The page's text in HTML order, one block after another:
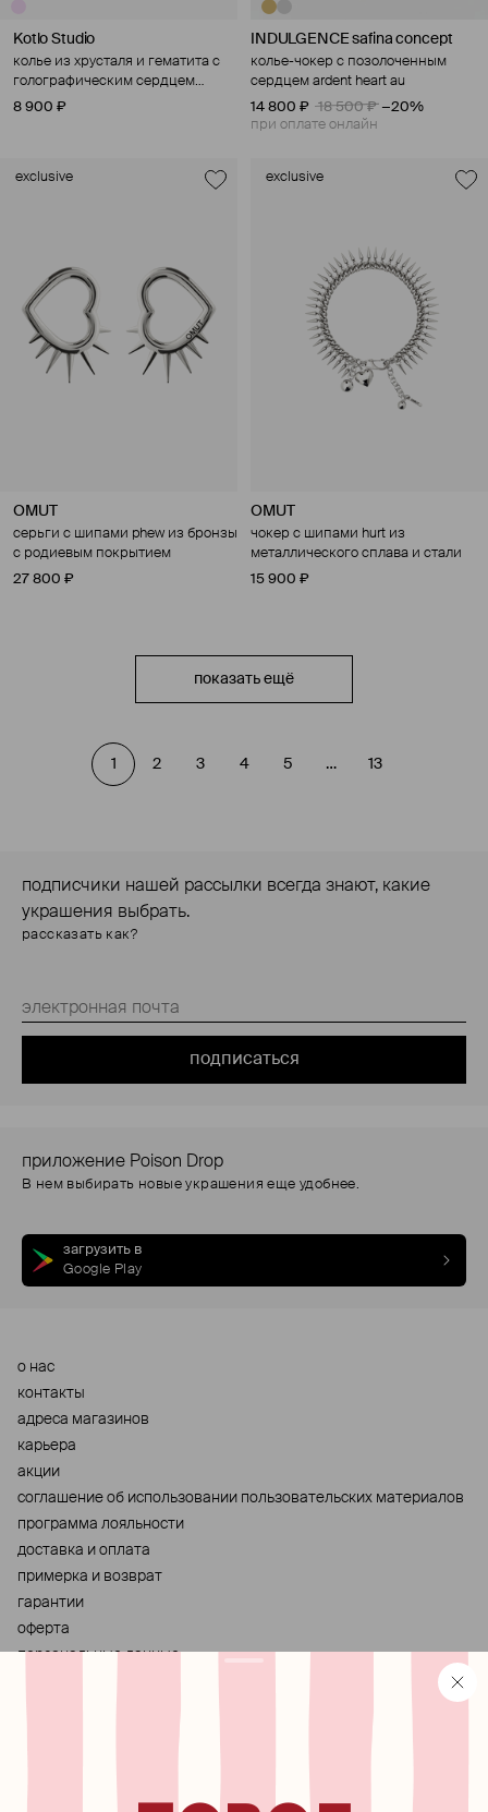
Kotlo Studio
колье из хрусталя и гематита с
голографическим сердцем
"леденец"
8 900 ₽
INDULGENCE safina concept
колье-чокер с позолоченным
сердцем ardent heart au
14 800 ₽
18 500 ₽ −20%
при оплате онлайн
exclusive
OMUT
серьги с шипами phew из бронзы
с родиевым покрытием
27 800 ₽
exclusive
OMUT
чокер с шипами hurt из
металлического сплава и стали
15 900 ₽
показать ещё
1 2 3 4 5 … 13
подписчики нашей рассылки всегда знают, какие
украшения выбрать.
рассказать как?
подписаться
приложение Poison Drop
В нем выбирать новые украшения еще удобнее.
загрузить в
Google Play
о нас
контакты
адреса магазинов
карьера
акции
cоглашение об использовании пользовательских материалов
программа лояльности
доставка и оплата
примерка и возврат
гарантии
оферта
персональные данные
новинках, специальных